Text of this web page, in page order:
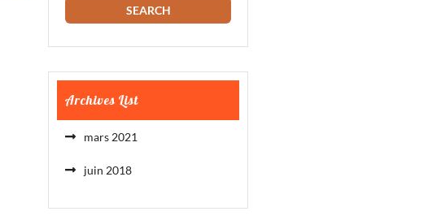
Archives List
mars 2021
juin 2018